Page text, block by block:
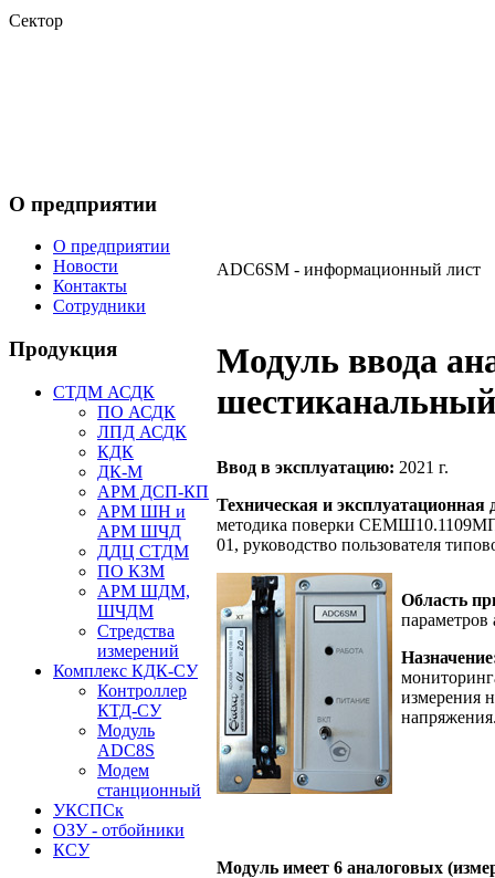
Сектор
О предприятии
О предприятии
Новости
Контакты
Сотрудники
Продукция
СТДМ АСДК
ПО АСДК
ЛПД АСДК
КДК
ДК-М
АРМ ДСП-КП
АРМ ШН и
АРМ ШЧД
ДДЦ СТДМ
ПО КЗМ
АРМ ШДМ,
ШЧДМ
Стредства
измерений
Комплекс КДК-СУ
Контроллер
КТД-СУ
Модуль
ADC8S
Модем
станционный
УКСПСк
ОЗУ - отбойники
КСУ
ADC6SМ - информационный лист
Модуль ввода
Ввод в эксплуатацию: 2021 г.
Техническая и эксплуатационная
методика поверки СЕМШ10.1109МП,
01, руководство пользователя
Область
параметров
измерения
Модуль имеет 6 аналоговых